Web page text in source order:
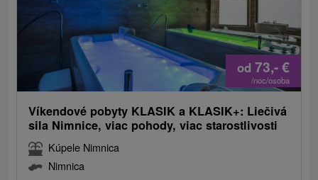
od 73,-€
/noc/osoba
Víkendové pobyty KLASIK a KLASIK+: Liečivá
sila Nimnice, viac pohody, viac starostlivosti
Kúpele Nimnica
Nimnica